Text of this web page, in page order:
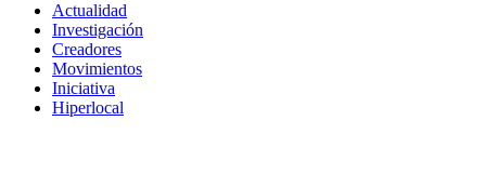
Actualidad
Investigación
Creadores
Movimientos
Iniciativa
Hiperlocal